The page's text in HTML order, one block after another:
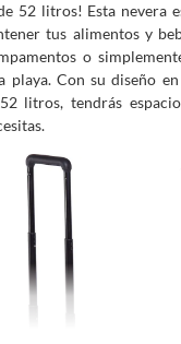
52 litros! Esta nevera
tus alimentos y
o
playa. Con su diseño
litros, tendrás